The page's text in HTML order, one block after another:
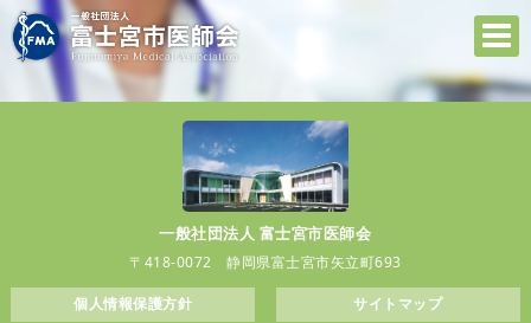
一般社団法人 富士宮市医師会
〒418-0072 静岡県富士宮市矢立町693
個人情報保護方針 サイトマップ